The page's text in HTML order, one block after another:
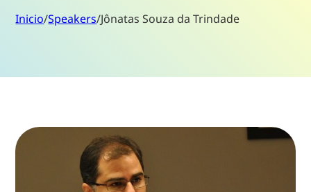
Inicio/Speakers/Jônatas Souza da Trindade